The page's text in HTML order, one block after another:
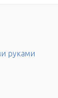
руками